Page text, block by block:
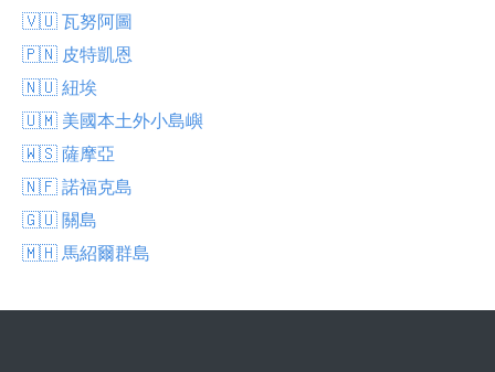
🇻🇺 瓦努阿圖
🇵🇳 皮特凱恩
🇳🇺 紐埃
🇺🇲 美國本土外小島嶼
🇼🇸 薩摩亞
🇳🇫 諾福克島
🇬🇺 關島
🇲🇭 馬紹爾群島